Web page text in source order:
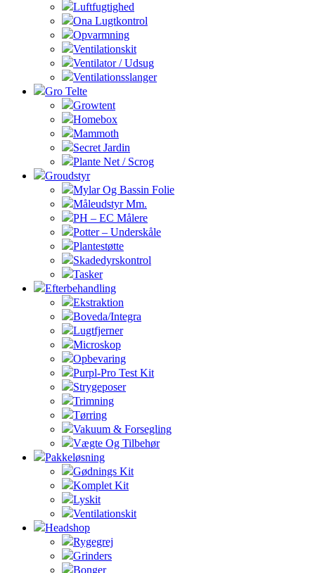
Luftfugtighed
Ona Lugtkontrol
Opvarmning
Ventilationskit
Ventilator / Udsug
Ventilationsslanger
Gro Telte
Growtent
Homebox
Mammoth
Secret Jardin
Plante Net / Scrog
Groudstyr
Mylar Og Bassin Folie
Måleudstyr Mm.
PH – EC Målere
Potter – Underskåle
Plantestøtte
Skadedyrskontrol
Tasker
Efterbehandling
Ekstraktion
Boveda/Integra
Lugtfjerner
Microskop
Opbevaring
Purpl-Pro Test Kit
Strygeposer
Trimning
Tørring
Vakuum & Forsegling
Vægte Og Tilbehør
Pakkeløsning
Gødnings Kit
Komplet Kit
Lyskit
Ventilationskit
Headshop
Rygegrej
Grinders
Bonger